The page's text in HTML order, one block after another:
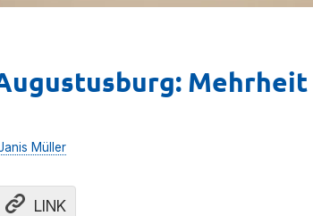
Mehrheit
Müller
LINK